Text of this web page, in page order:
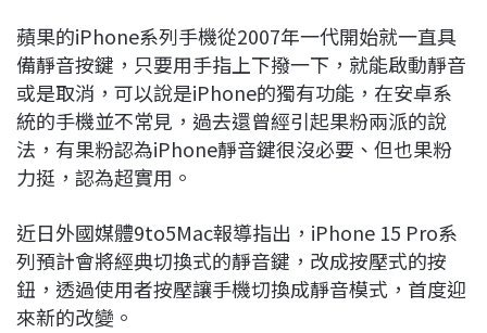
蘋果的iPhone系列手機從2007年一代開始就一直具
備靜音按鍵，只要用手指上下撥一下，就能啟動靜音
或是取消，可以說是iPhone的獨有功能，在安卓系
統的手機並不常見，過去還曾經引起果粉兩派的說
法，有果粉認為iPhone靜音鍵很沒必要、但也果粉
力挺，認為超實用。
近日外國媒體9to5Mac報導指出，iPhone 15 Pro系
列預計會將經典切換式的靜音鍵，改成按壓式的按
鈕，透過使用者按壓讓手機切換成靜音模式，首度迎
來新的改變。